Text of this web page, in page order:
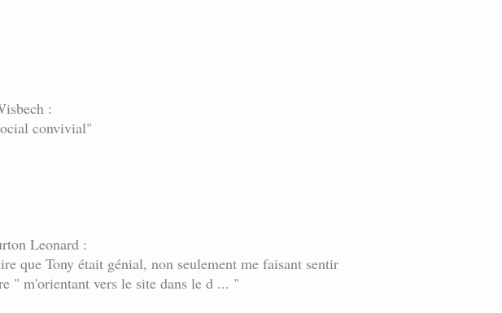
:
convivial"
Leonard :
que Tony était génial, non seulement me faisant sentir
" m'orientant vers le site dans le d ... "